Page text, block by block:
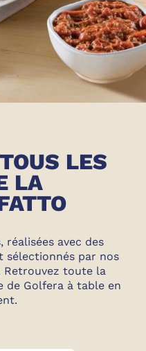
LES
LA
réalisées avec des
sélectionnés par nos
Retrouvez toute la
de Golfera à table en